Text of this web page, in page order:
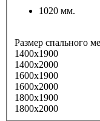
1020 мм.
Размер спального
1400х1900
1400х2000
1600х1900
1600х2000
1800х1900
1800х2000